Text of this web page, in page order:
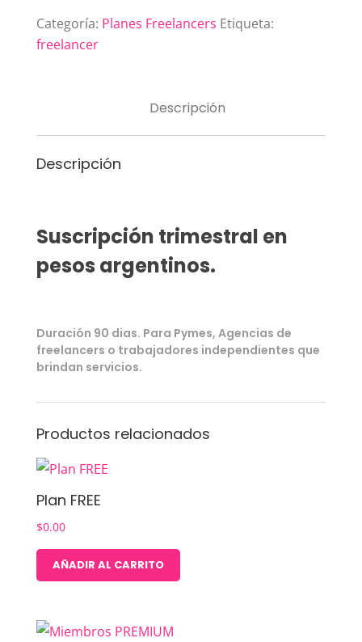
Categoría: Planes Freelancers Etiqueta:
freelancer
Descripción
Descripción
Suscripción trimestral en
pesos argentinos.
Duración 90 dias. Para Pymes, Agencias de
freelancers o trabajadores independientes que
brindan servicios.
Productos relacionados
Plan FREE
$0.00
AÑADIR AL CARRITO